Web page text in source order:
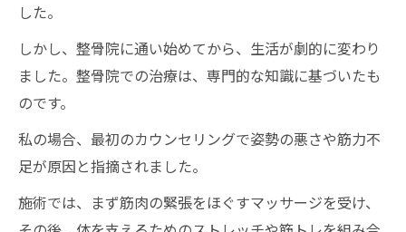
した。
しかし、整骨院に通い始めてから、生活が劇的に変わり
ました。整骨院での治療は、専門的な知識に基づいたも
のです。
私の場合、最初のカウンセリングで姿勢の悪さや筋力不
足が原因と指摘されました。
施術では、まず筋肉の緊張をほぐすマッサージを受け、